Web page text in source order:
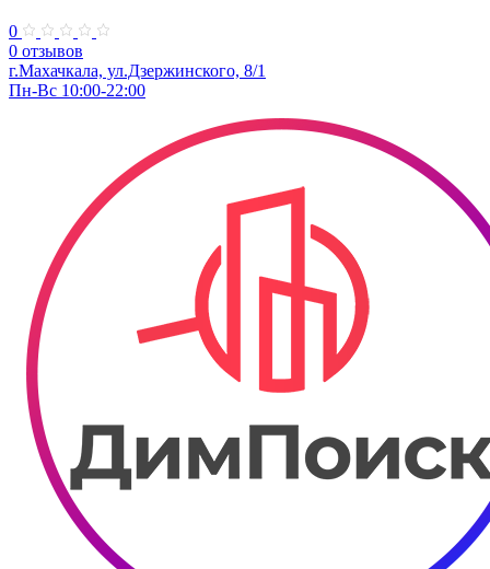
0
0 отзывов
г.Махачкала, ул.Дзержинского, 8/1
Пн-Вс 10:00-22:00